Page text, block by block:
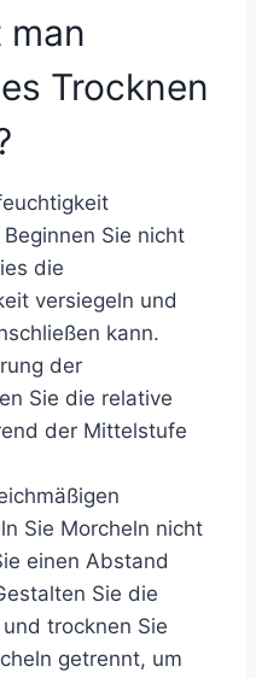
man
Trocknen
Sie nicht
die
versiegeln und
kann.
der
Sie die relative
der Mittelstufe
Sie Morcheln nicht
einen Abstand
Sie die
trocknen Sie
getrennt, um